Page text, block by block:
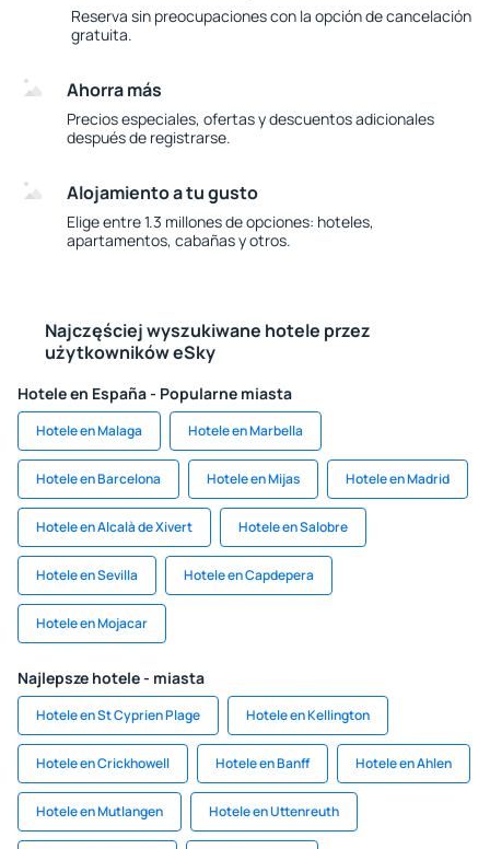
Reserva sin preocupaciones con la opción de cancelación
gratuita.
Ahorra más
Precios especiales, ofertas y descuentos adicionales
después de registrarse.
Alojamiento a tu gusto
Elige entre 1.3 millones de opciones: hoteles,
apartamentos, cabañas y otros.
Najczęściej wyszukiwane hotele przez
użytkowników eSky
Hotele en España - Popularne miasta
Hotele en Malaga Hotele en Marbella
Hotele en Barcelona Hotele en Mijas Hotele en Madrid
Hotele en Alcalà de Xivert Hotele en Salobre
Hotele en Sevilla Hotele en Capdepera
Hotele en Mojacar
Najlepsze hotele - miasta
Hotele en St Cyprien Plage Hotele en Kellington
Hotele en Crickhowell Hotele en Banff Hotele en Ahlen
Hotele en Mutlangen Hotele en Uttenreuth